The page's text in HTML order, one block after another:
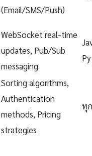
(Email/SMS/Push)
WebSocket real-time
updates, Pub/Sub
messaging
Sorting algorithms,
Authentication
methods, Pricing
strategies
ทุ